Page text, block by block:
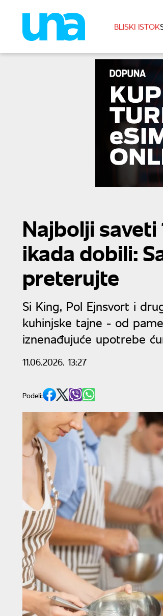
BLISKI ISTOK
Najbolji saveti
ikada dobili:
preterujte
Si King, Pol Ejnsvort i
kuhinjske tajne - od
iznenađujuće upotrebe
11.06.2026. 13:27
Podeli: